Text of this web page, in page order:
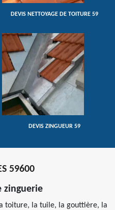
DEVIS NETTOYAGE DE TOITURE 59
DEVIS ZINGUEUR 59
59600
zinguerie
toiture, la tuile, la gouttière, la